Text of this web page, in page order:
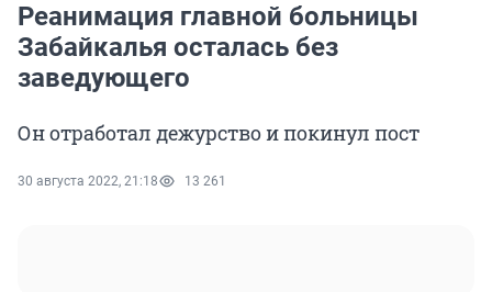
Реанимация главной больницы
Забайкалья осталась без
заведующего
Он отработал дежурство и покинул пост
30 августа 2022, 21:18 13 261